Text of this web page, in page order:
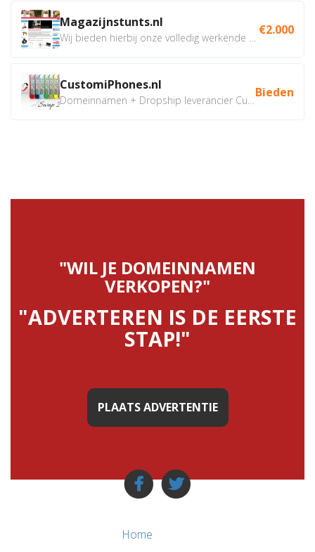
Magazijnstunts.nl €2.000
CustomiPhones.nl Bieden
"WIL JE DOMEINNAMEN
VERKOPEN?"
"ADVERTEREN IS DE EERSTE
STAP!"
PLAATS ADVERTENTIE
Home